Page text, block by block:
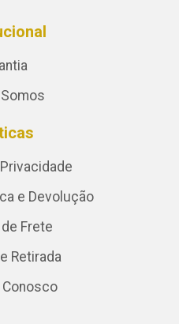
e Devolução
Frete
Retirada
Conosco